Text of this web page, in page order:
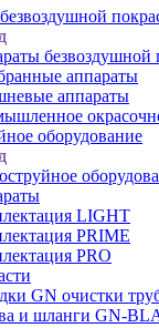
безвоздушной
аппараты
аппараты
оборудование
LIGHT
PRIME
PRO
GN очистки
и шланги GN-